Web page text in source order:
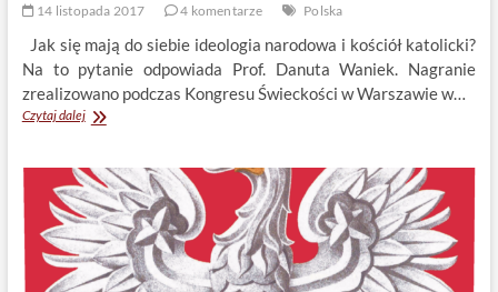
14 listopada 2017 4 komentarze Polska
Jak się mają do siebie ideologia narodowa i kościół katolicki?
Na to pytanie odpowiada Prof. Danuta Waniek. Nagranie
zrealizowano podczas Kongresu Świeckości w Warszawie w…
Czytaj dalejO
i
kościele
katolickim.
Prof.
Danuta
Waniek